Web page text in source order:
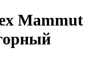
Mammut